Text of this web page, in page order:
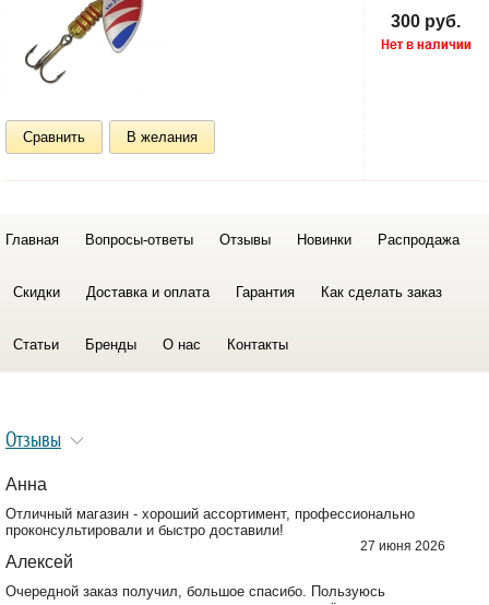
Сравнить В желания
300 руб.
Главная Вопросы-ответы Отзывы Новинки Распродажа
Скидки Доставка и оплата Гарантия Как сделать заказ
Статьи Бренды О нас Контакты
Отзывы
Анна
Отличный магазин - хороший ассортимент, профессионально
проконсультировали и быстро доставили!
27 июня 2026
Алексей
Очередной заказ получил, большое спасибо. Пользуюсь